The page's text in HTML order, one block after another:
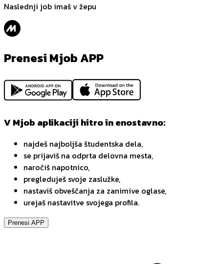
Naslednji job imaš v žepu
Prenesi Mjob APP
V Mjob aplikaciji hitro in enostavno:
najdeš najboljša študentska dela,
se prijaviš na odprta delovna mesta,
naročiš napotnico,
pregleduješ svoje zaslužke,
nastaviš obveščanja za zanimive oglase,
urejaš nastavitve svojega profila.
Prenesi APP